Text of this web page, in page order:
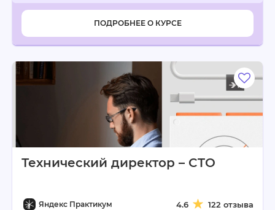
ПОДРОБНЕЕ О КУРСЕ
Технический директор – CTO
Яндекс Практикум 4.6 122 отзыва